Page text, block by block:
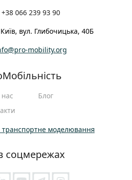
+38 066 239 93 90
вул. Глибочицька, 40Б
mobility.org
Блог
моделювання
соцмережах